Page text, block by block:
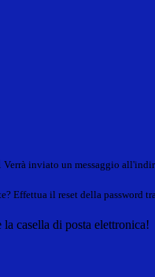
Verrà inviato un messaggio
Effettua il reset della password
casella di posta elettronica!